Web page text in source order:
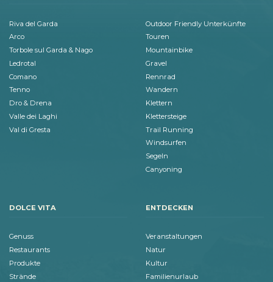
Riva del Garda
Arco
Torbole sul Garda & Nago
Ledrotal
Comano
Tenno
Dro & Drena
Valle dei Laghi
Val di Gresta
Outdoor Friendly Unterkünfte
Touren
Mountainbike
Gravel
Rennrad
Wandern
Klettern
Klettersteige
Trail Running
Windsurfen
Segeln
Canyoning
DOLCE VITA
Genuss
Restaurants
Produkte
Strände
ENTDECKEN
Veranstaltungen
Natur
Kultur
Familienurlaub